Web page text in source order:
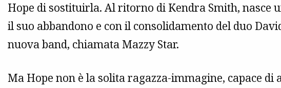
Hope di sostituirla. Al ritorno di Kendra Smith, nasce
il suo abbandono e con il consolidamento del duo
nuova band, chiamata Mazzy Star.
Ma Hope non è la solita ragazza-immagine, capace